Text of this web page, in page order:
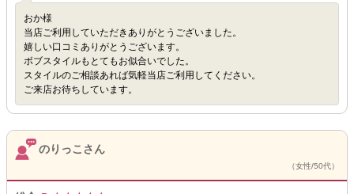
おか様
当店ご利用していただきありがとうございました。
嬉しい口コミありがとうございます。
ボブスタイルもとてもお似合いでした。
スタイルのご相談あれば気軽当店ご利用してください。
ご来店お待ちしています。
のりっこさん
（女性/50代）